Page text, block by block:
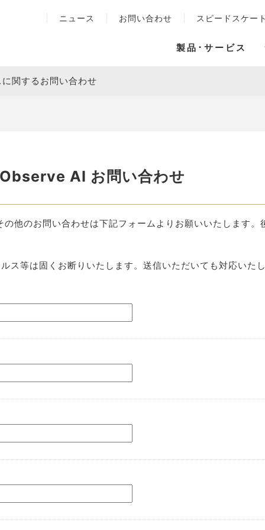
ニュース お問い合わせ スピードスケー
製品･サービス
関するお問い合わせ
AI お問い合わせ
他のお問い合わせは下記フォームよりお願いいたします
ス等は固くお断りいたします。送信いただいても対応いた